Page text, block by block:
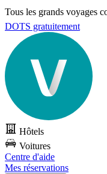
Tous les grands voyages
DOTS gratuitement
Hôtels
Voitures
Centre d'aide
Mes réservations